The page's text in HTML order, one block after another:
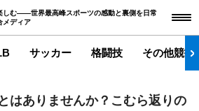
しむ――世界最高峰スポーツの感動と裏側を日常
メディア
サッカー 格闘技 その他競技
はありませんか？こむら返りの